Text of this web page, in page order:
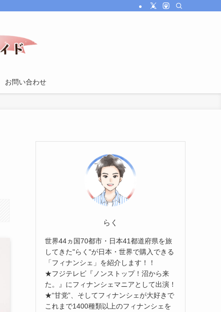
お問い合わせ
らく
世界44ヵ国70都市・日本41都道府県を旅
してきた"らく"が日本・世界で購入できる
「フィナンシェ」を紹介します！！
★フジテレビ『ノンストップ！沼から来
た。』にフィナンシェマニアとして出演！
★“甘党”、そしてフィナンシェが大好きで
これまで1400種類以上のフィナンシェを